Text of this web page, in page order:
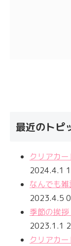
最近のトピ
クリアカ
2024.4.1
なんでも
2023.4.5
季節の挨
2023.1.1
クリアカ